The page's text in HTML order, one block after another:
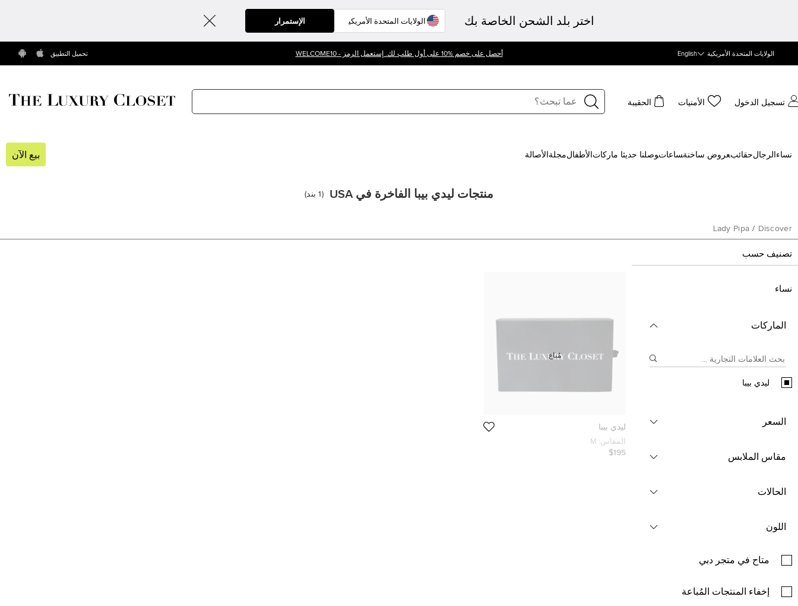
اختر بلد الشحن الخاصة بك الإستمرار
الولايات المتحدة الأمريكية English أحصل على خصم %10 على أول طلب لك. إستعمل الرمز - WELCOME10 تحميل التطبيق
تسجيل الدخول الأمنيات الحقيبة
نساء الرجالحقائب‍عروض ساخنة‍ساعات‍وصلنا حديثا ‍ ماركات الأطفالمجلة الأصالة بيع الآن
منتجات ليدي بيبا الفاخرة في USA (
1 بند)
Discover
/
Lady Pipa
تصنيف حسب
نساء
الماركات
ليدي بيبا
السعر
مقاس الملابس
الحالات
اللون
متاح في متجر دبي
إخفاء المنتجات المُباعة
ليدي بيبا
المقاس: M
$195
مُباع